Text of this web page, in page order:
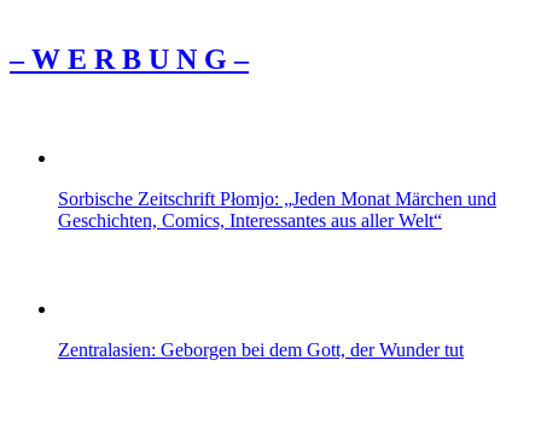
– W Ε R Β U Ν G –
Sorbische Zeitschrift Płomjo: „Jeden Monat Märchen und
Geschichten, Comics, Interessantes aus aller Welt“
Zentralasien: Geborgen bei dem Gott, der Wunder tut